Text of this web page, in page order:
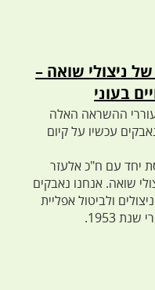
ניצולי שואה –
בעוני
ההשראה האלה
עכשיו על קיום
יחד עם ח"כ אלעזר
שואה. אנחנו נאבקים
ולביטול אפליית
1953.